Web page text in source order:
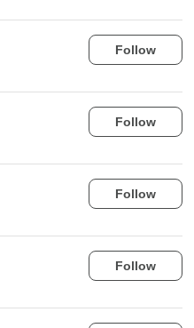
Follow
Follow
Follow
Follow